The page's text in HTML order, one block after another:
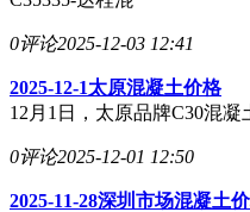
0评论2025-12-03 12:41
2025-12-1太原混凝土价格
12月1日，太原品牌C30混凝
0评论2025-12-01 12:50
2025-11-28深圳市场混凝土